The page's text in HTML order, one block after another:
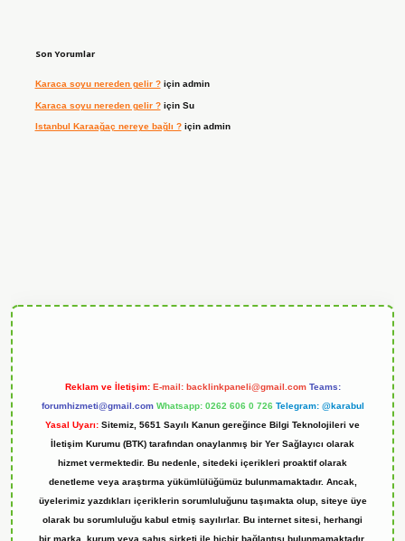
Son Yorumlar
Karaca soyu nereden gelir ?için admin
Karaca soyu nereden gelir ?için Su
Istanbul Karaağaç nereye bağlı ?için admin
Reklam ve İletişim: E-mail: backlinkpaneli@gmail.com Teams:
forumhizmeti@gmail.com Whatsapp: 0262 606 0 726 Telegram: @karabul
Yasal Uyarı: Sitemiz, 5651 Sayılı Kanun gereğince Bilgi Teknolojileri ve
İletişim Kurumu (BTK) tarafından onaylanmış bir Yer Sağlayıcı olarak
hizmet vermektedir. Bu nedenle, sitedeki içerikleri proaktif olarak
denetleme veya araştırma yükümlülüğümüz bulunmamaktadır. Ancak,
üyelerimiz yazdıkları içeriklerin sorumluluğunu taşımakta olup, siteye üye
olarak bu sorumluluğu kabul etmiş sayılırlar. Bu internet sitesi, herhangi
bir marka, kurum veya şahıs şirketi ile hiçbir bağlantısı bulunmamaktadır.